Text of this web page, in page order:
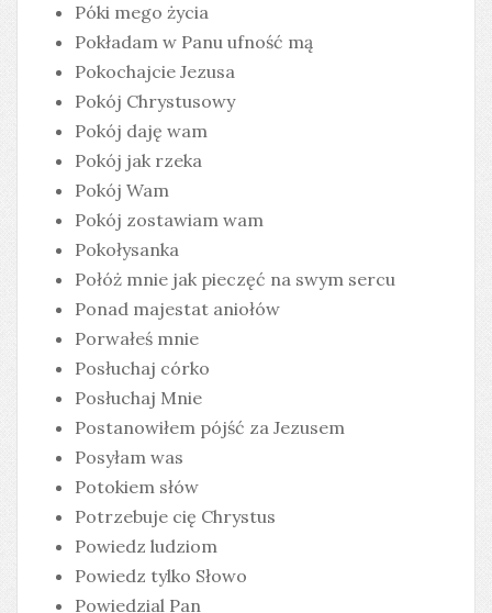
Póki mego życia
Pokładam w Panu ufność mą
Pokochajcie Jezusa
Pokój Chrystusowy
Pokój daję wam
Pokój jak rzeka
Pokój Wam
Pokój zostawiam wam
Pokołysanka
Połóż mnie jak pieczęć na swym sercu
Ponad majestat aniołów
Porwałeś mnie
Posłuchaj córko
Posłuchaj Mnie
Postanowiłem pójść za Jezusem
Posyłam was
Potokiem słów
Potrzebuje cię Chrystus
Powiedz ludziom
Powiedz tylko Słowo
Powiedzial Pan